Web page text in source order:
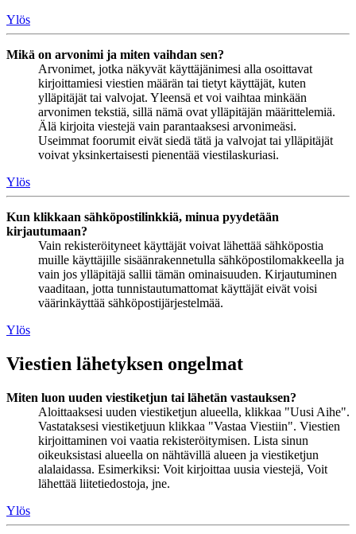
Ylös
Mikä on arvonimi ja miten vaihdan sen?
Arvonimet, jotka näkyvät käyttäjänimesi alla osoittavat
kirjoittamiesi viestien määrän tai tietyt käyttäjät, kuten
ylläpitäjät tai valvojat. Yleensä et voi vaihtaa minkään
arvonimen tekstiä, sillä nämä ovat ylläpitäjän määrittelemiä.
Älä kirjoita viestejä vain parantaaksesi arvonimeäsi.
Useimmat foorumit eivät siedä tätä ja valvojat tai ylläpitäjät
voivat yksinkertaisesti pienentää viestilaskuriasi.
Ylös
Kun klikkaan sähköpostilinkkiä, minua pyydetään
kirjautumaan?
Vain rekisteröityneet käyttäjät voivat lähettää sähköpostia
muille käyttäjille sisäänrakennetulla sähköpostilomakkeella ja
vain jos ylläpitäjä sallii tämän ominaisuuden. Kirjautuminen
vaaditaan, jotta tunnistautumattomat käyttäjät eivät voisi
väärinkäyttää sähköpostijärjestelmää.
Ylös
Viestien lähetyksen ongelmat
Miten luon uuden viestiketjun tai lähetän vastauksen?
Aloittaaksesi uuden viestiketjun alueella, klikkaa "Uusi Aihe".
Vastataksesi viestiketjuun klikkaa "Vastaa Viestiin". Viestien
kirjoittaminen voi vaatia rekisteröitymisen. Lista sinun
oikeuksistasi alueella on nähtävillä alueen ja viestiketjun
alalaidassa. Esimerkiksi: Voit kirjoittaa uusia viestejä, Voit
lähettää liitetiedostoja, jne.
Ylös